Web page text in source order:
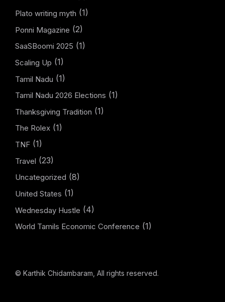
Plato writing myth (1)
Ponni Magazine (2)
SaaSBoomi 2025 (1)
Scaling Up (1)
Tamil Nadu (1)
Tamil Nadu 2026 Elections (1)
Thanksgiving Tradition (1)
The Rolex (1)
TNF (1)
Travel (23)
Uncategorized (8)
United States (1)
Wednesday Hustle (4)
World Tamils Economic Conference (1)
© Karthik Chidambaram, All rights reserved.